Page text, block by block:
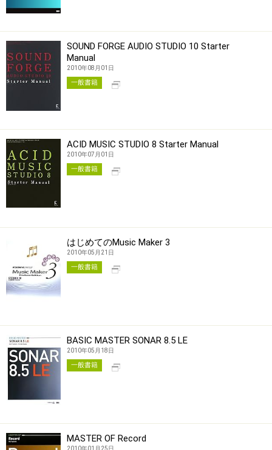
SOUND FORGE AUDIO STUDIO 10 Starter
Manual
2010年08月01日
一般書籍
ACID MUSIC STUDIO 8 Starter Manual
2010年07月01日
一般書籍
はじめてのMusic Maker 3
2010年05月21日
一般書籍
BASIC MASTER SONAR 8.5 LE
2010年05月18日
一般書籍
MASTER OF Record
2010年01月25日